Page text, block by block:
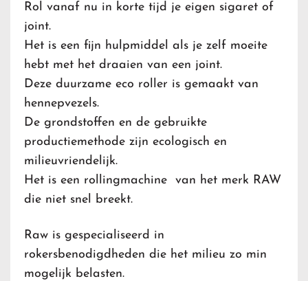
Rol vanaf nu in korte tijd je eigen sigaret of
joint.
Het is een fijn hulpmiddel als je zelf moeite
hebt met het draaien van een joint.
Deze duurzame eco roller is gemaakt van
hennepvezels.
De grondstoffen en de gebruikte
productiemethode zijn ecologisch en
milieuvriendelijk.
Het is een rollingmachine van het merk RAW
die niet snel breekt.
Raw is gespecialiseerd in
rokersbenodigdheden die het milieu zo min
mogelijk belasten.